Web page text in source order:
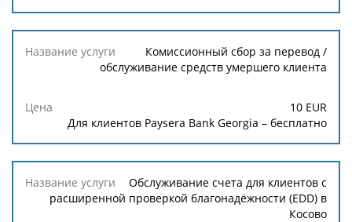
Комиссионный сбор за перевод /
обслуживание средств умершего клиента
10 EUR
Для клиентов Paysera Bank Georgia – бесплатно
Обслуживание счета для клиентов с
расширенной проверкой благонадёжности (EDD) в
Косово